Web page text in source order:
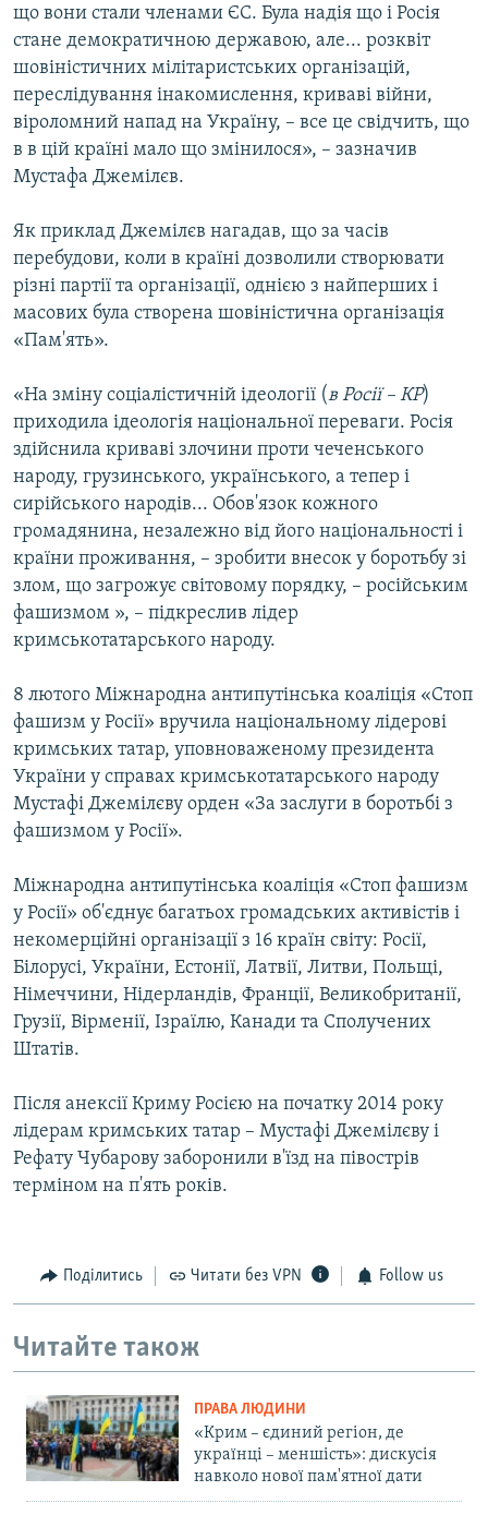
що вони стали членами ЄС. Була надія що і Росія
стане демократичною державою, але... розквіт
шовіністичних мілітаристських організацій,
переслідування інакомислення, криваві війни,
віроломний напад на Україну, – все це свідчить, що
в в цій країні мало що змінилося», – зазначив
Мустафа Джемілєв.
Як приклад Джемілєв нагадав, що за часів
перебудови, коли в країні дозволили створювати
різні партії та організації, однією з найперших і
масових була створена шовіністична організація
«Пам'ять».
«На зміну соціалістичній ідеології (в Росії – КР)
приходила ідеологія національної переваги. Росія
здійснила криваві злочини проти чеченського
народу, грузинського, українського, а тепер і
сирійського народів... Обов'язок кожного
громадянина, незалежно від його національності і
країни проживання, – зробити внесок у боротьбу зі
злом, що загрожує світовому порядку, – російським
фашизмом », – підкреслив лідер
кримськотатарського народу.
8 лютого Міжнародна антипутінська коаліція «Стоп
фашизм у Росії» вручила національному лідерові
кримських татар, уповноваженому президента
України у справах кримськотатарського народу
Мустафі Джемілєву орден «За заслуги в боротьбі з
фашизмом у Росії».
Міжнародна антипутінська коаліція «Стоп фашизм
у Росії» об'єднує багатьох громадських активістів і
некомерційні організації з 16 країн світу: Росії,
Білорусі, України, Естонії, Латвії, Литви, Польщі,
Німеччини, Нідерландів, Франції, Великобританії,
Грузії, Вірменії, Ізраїлю, Канади та Сполучених
Штатів.
Після анексії Криму Росією на початку 2014 року
лідерам кримських татар – Мустафі Джемілєву і
Рефату Чубарову заборонили в'їзд на півострів
терміном на п'ять років.
Поділитись Читати без VPN Follow us
Читайте також
ПРАВА ЛЮДИНИ
«Крим – єдиний регіон, де
українці – меншість»: дискусія
навколо нової пам'ятної дати